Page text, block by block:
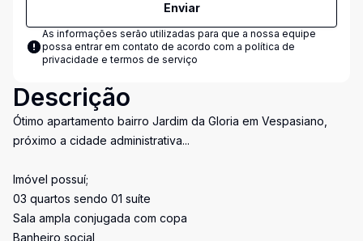
Enviar
As informações serão utilizadas para que a nossa equipe
possa entrar em contato de acordo com a política de
privacidade e termos de serviço
Descrição
Ótimo apartamento bairro Jardim da Gloria em Vespasiano,
próximo a cidade administrativa...
Imóvel possuí;
03 quartos sendo 01 suíte
Sala ampla conjugada com copa
Banheiro social